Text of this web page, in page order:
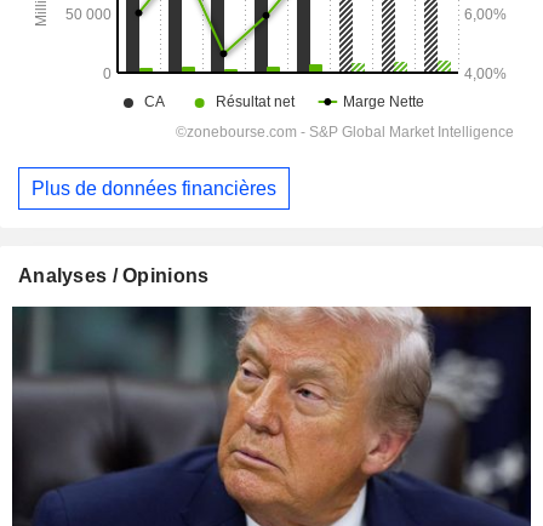
Plus de données financières
Analyses / Opinions